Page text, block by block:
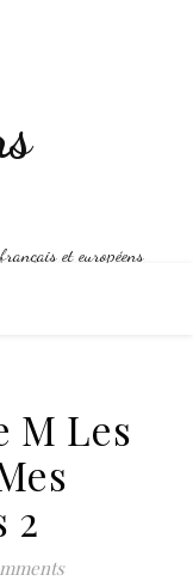
et européens
M Les
2